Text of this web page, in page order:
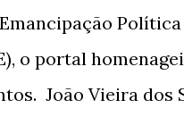
o portal
João Vieira dos